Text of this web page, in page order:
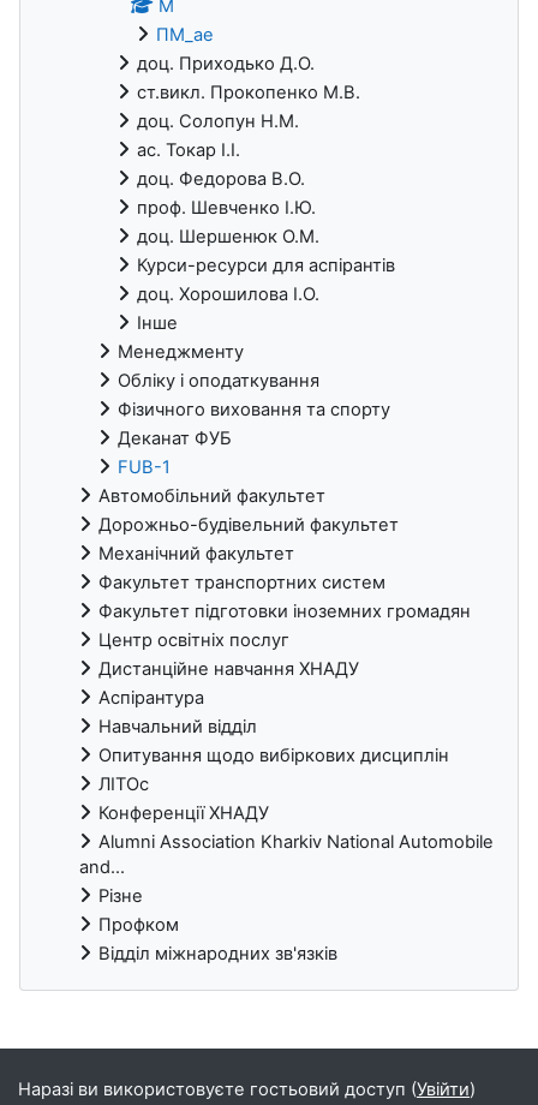
М
ПМ_ае
доц. Приходько Д.О.
ст.викл. Прокопенко М.В.
доц. Солопун Н.М.
ас. Токар І.І.
доц. Федорова В.О.
проф. Шевченко І.Ю.
доц. Шершенюк О.М.
Курси-ресурси для аспірантів
доц. Хорошилова І.О.
Інше
Менеджменту
Обліку і оподаткування
Фізичного виховання та спорту
Деканат ФУБ
FUB-1
Автомобільний факультет
Дорожньо-будівельний факультет
Механічний факультет
Факультет транспортних систем
Факультет підготовки іноземних громадян
Центр освітніх послуг
Дистанційне навчання ХНАДУ
Аспірантура
Навчальний відділ
Опитування щодо вибіркових дисциплін
ЛІТОс
Конференції ХНАДУ
Alumni Association Kharkiv National Automobile
and...
Різне
Профком
Відділ міжнародних зв'язків
Блоки
Наразі ви використовуєте гостьовий доступ (Увійти)